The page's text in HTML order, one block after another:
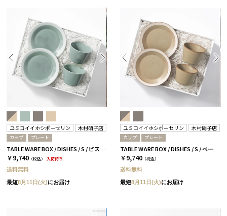
ユミコイイホシポーセリン 木村硝子店
カップ プレート
TABLE WARE BOX / DISHES / S / ピスタチオグリーン［イイホシユミコ×木村硝子店］
￥9,740 （税込） 入荷待ち
送料無料
最短8月11日(火)にお届け
ユミコイイホシポーセリン 木村硝子店
カップ プレート
TABLE WARE BOX / DISHES / S / ベージュ［イイホシユミコ×木村硝子店］
￥9,740 （税込）
送料無料
最短8月11日(火)にお届け